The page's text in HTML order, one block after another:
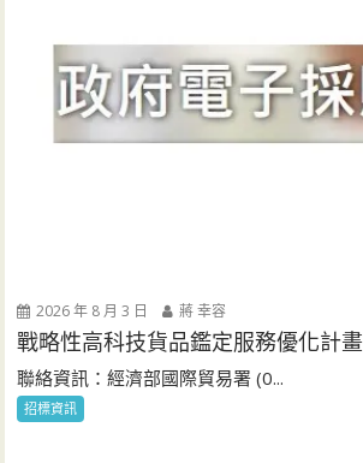
2026 年 8 月 3 日 蔣 幸容
戰略性高科技貨品鑑定服務優化計畫
聯絡資訊：經濟部國際貿易署 (0...
招標資訊